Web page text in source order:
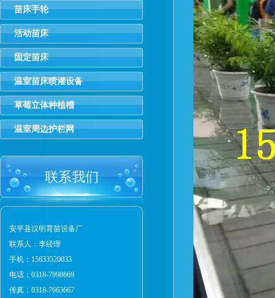
苗床手轮
活动苗床
固定苗床
温室苗床喷灌设备
草莓立体种植槽
温室周边护栏网
联系我们
安平县汉明育苗设备厂
联系人：李经理
手机：15633520033
电话：0318-7998669
传真：0318-7663667